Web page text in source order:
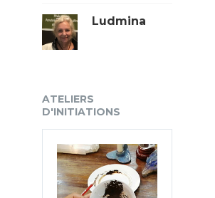
Ludmina
ATELIERS
D'INITIATIONS